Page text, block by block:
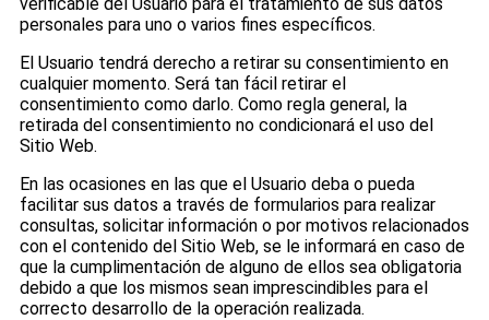
personales para uno o varios fines específicos.
El Usuario tendrá derecho a retirar su consentimiento en
cualquier momento. Será tan fácil retirar el
consentimiento como darlo. Como regla general, la
retirada del consentimiento no condicionará el uso del
Sitio Web.
En las ocasiones en las que el Usuario deba o pueda
facilitar sus datos a través de formularios para realizar
consultas, solicitar información o por motivos relacionados
con el contenido del Sitio Web, se le informará en caso de
que la cumplimentación de alguno de ellos sea obligatoria
debido a que los mismos sean imprescindibles para el
correcto desarrollo de la operación realizada.